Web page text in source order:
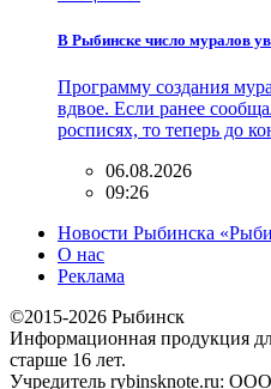
В Рыбинске число муралов
Программу создания
вдвое. Если ранее
росписях, то теперь до
06.08.2026
09:26
Новости Рыбинска
О нас
Реклама
©2015-2026 Рыбинск
Информационная продукция
старше 16 лет.
Учредитель rybinsknote.ru: